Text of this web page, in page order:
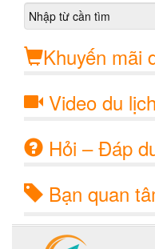
Khuyến mãi
Video du lịch
Hỏi – Đáp
Bạn quan